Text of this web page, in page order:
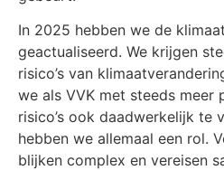
In 2025 hebben we de
geactualiseerd. We krijgen
risico’s van
we als VVK met steeds meer
risico’s ook daadwerkelijk te
hebben we allemaal een rol.
blijken complex en vereisen